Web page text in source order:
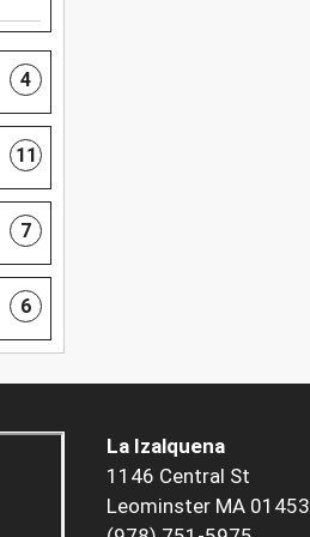
4
11
7
6
La Izalquena
1146 Central St
Leominster MA 01453